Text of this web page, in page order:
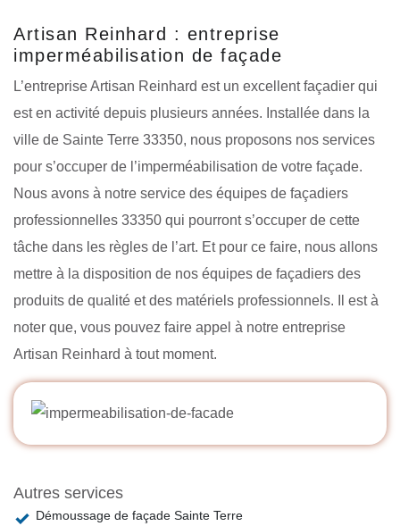
Artisan Reinhard : entreprise
imperméabilisation de façade
L’entreprise Artisan Reinhard est un excellent façadier qui
est en activité depuis plusieurs années. Installée dans la
ville de Sainte Terre 33350, nous proposons nos services
pour s’occuper de l’imperméabilisation de votre façade.
Nous avons à notre service des équipes de façadiers
professionnelles 33350 qui pourront s’occuper de cette
tâche dans les règles de l’art. Et pour ce faire, nous allons
mettre à la disposition de nos équipes de façadiers des
produits de qualité et des matériels professionnels. Il est à
noter que, vous pouvez faire appel à notre entreprise
Artisan Reinhard à tout moment.
Autres services
Démoussage de façade Sainte Terre